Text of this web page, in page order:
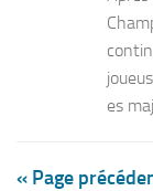
es
« Page